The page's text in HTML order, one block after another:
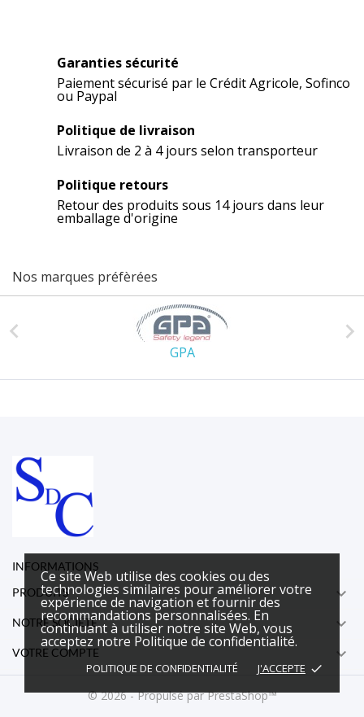
Ce site Web utilise des cookies ou des
technologies similaires pour améliorer votre
expérience de navigation et fournir des
recommandations personnalisées. En
continuant à utiliser notre site Web, vous
acceptez notre Politique de confidentialité.
POLITIQUE DE CONFIDENTIALITÉ J'ACCEPTE done
Garanties sécurité
Paiement sécurisé par le Crédit Agricole, Sofinco
ou Paypal
Politique de livraison
Livraison de 2 à 4 jours selon transporteur
Politique retours
Retour des produits sous 14 jours dans leur
emballage d'origine
Nos marques préfèrées

GPA

INFORMATIONS
PRODUITS

NOTRE SOCIÉTÉ 
VOTRE COMPTE 
© 2026 - Propulsé par PrestaShop™